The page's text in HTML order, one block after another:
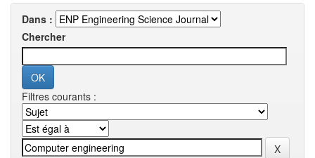
Dans :
Chercher
Filtres courants :